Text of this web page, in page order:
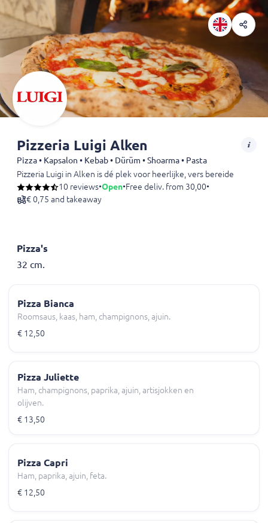
Pizzeria Luigi Alken
Pizza • Kapsalon • Kebab • Dürüm • Shoarma • Pasta
Pizzeria Luigi in Alken is dé plek voor heerlijke, vers bereide
Geniet van een uitgebreid menu met klassieke en speciale pizza’s,
10 reviews•Open•Free deliv. from 30,00•
€ 0,75 and takeaway
Pizza's
32 cm.
Pizza Bianca
Roomsaus, kaas, ham, champignons, ajuin.
€ 12,50
Pizza Juliette
Ham, champignons, paprika, ajuin, artisjokken en
olijven.
€ 13,50
Pizza Capri
Ham, paprika, ajuin, feta.
€ 12,50